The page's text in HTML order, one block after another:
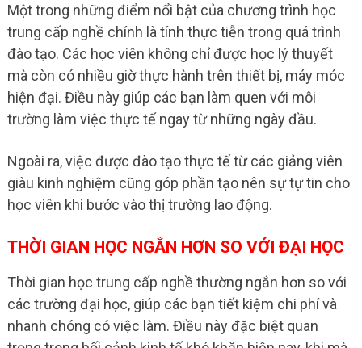
Một trong những điểm nổi bật của chương trình học
trung cấp nghề chính là tính thực tiễn trong quá trình
đào tạo. Các học viên không chỉ được học lý thuyết
mà còn có nhiều giờ thực hành trên thiết bị, máy móc
hiện đại. Điều này giúp các bạn làm quen với môi
trường làm việc thực tế ngay từ những ngày đầu.
Ngoài ra, việc được đào tạo thực tế từ các giảng viên
giàu kinh nghiệm cũng góp phần tạo nên sự tự tin cho
học viên khi bước vào thị trường lao động.
THỜI GIAN HỌC NGẮN HƠN SO VỚI ĐẠI HỌC
Thời gian học trung cấp nghề thường ngắn hơn so với
các trường đại học, giúp các bạn tiết kiệm chi phí và
nhanh chóng có việc làm. Điều này đặc biệt quan